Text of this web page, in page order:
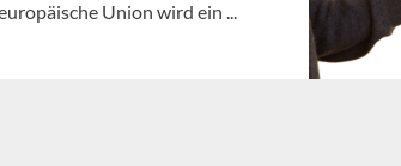
Union wird ein ...